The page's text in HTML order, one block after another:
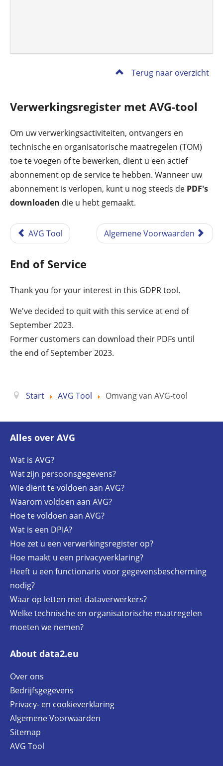
Terug naar overzicht
Verwerkingsregister met AVG-tool
Om uw verwerkingsactiviteiten, ontvangers en
technische en organisatorische maatregelen (TOM)
toe te voegen of te bewerken, dient u een actief
abonnement op de service te hebben. Wanneer uw
abonnement is verlopen, kunt u nog steeds de PDF's
downloaden die u hebt gemaakt.
AVG Tool Algemene Voorwaarden
End of Service
Thank you for your interest in this GDPR tool.
We've decided to quit with this service at end of
September 2023.
Former customers can download their PDFs until
the end of September 2023.
Start AVG Tool Omvang van AVG-tool
Alles over AVG
Wat is AVG?
Wat zijn persoonsgegevens?
Wie dient te voldoen aan AVG?
Waarom voldoen aan AVG?
Hoe te voldoen aan AVG?
Wat is een DPIA?
Hoe zet u een verwerkingsregister op?
Hoe maakt u een privacyverklaring?
Heeft u een functionaris voor gegevensbescherming
nodig?
Waar op letten met dataverwerkers?
Welke technische en organisatorische maatregelen
moeten we nemen?
About data2.eu
Over ons
Bedrijfsgegevens
Privacy- en cookieverklaring
Algemene Voorwaarden
Sitemap
AVG Tool